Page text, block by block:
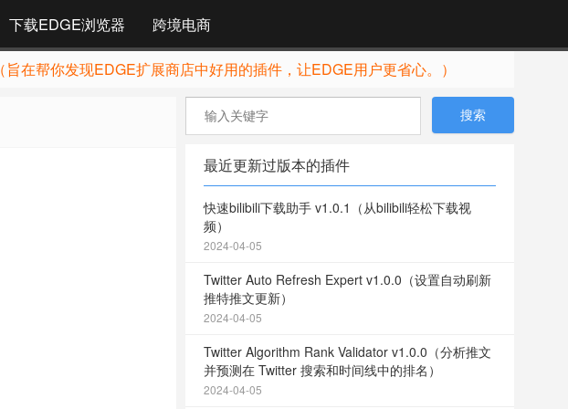
下载EDGE浏览器 跨境电商
（旨在帮你发现EDGE扩展商店中好用的插件，让EDGE用户更省心。）
最近更新过版本的插件
快速bilibili下载助手 v1.0.1（从bilibili轻松下载视
频）
2024-04-05
Twitter Auto Refresh Expert v1.0.0（设置自动刷新
推特推文更新）
2024-04-05
Twitter Algorithm Rank Validator v1.0.0（分析推文
并预测在 Twitter 搜索和时间线中的排名）
2024-04-05